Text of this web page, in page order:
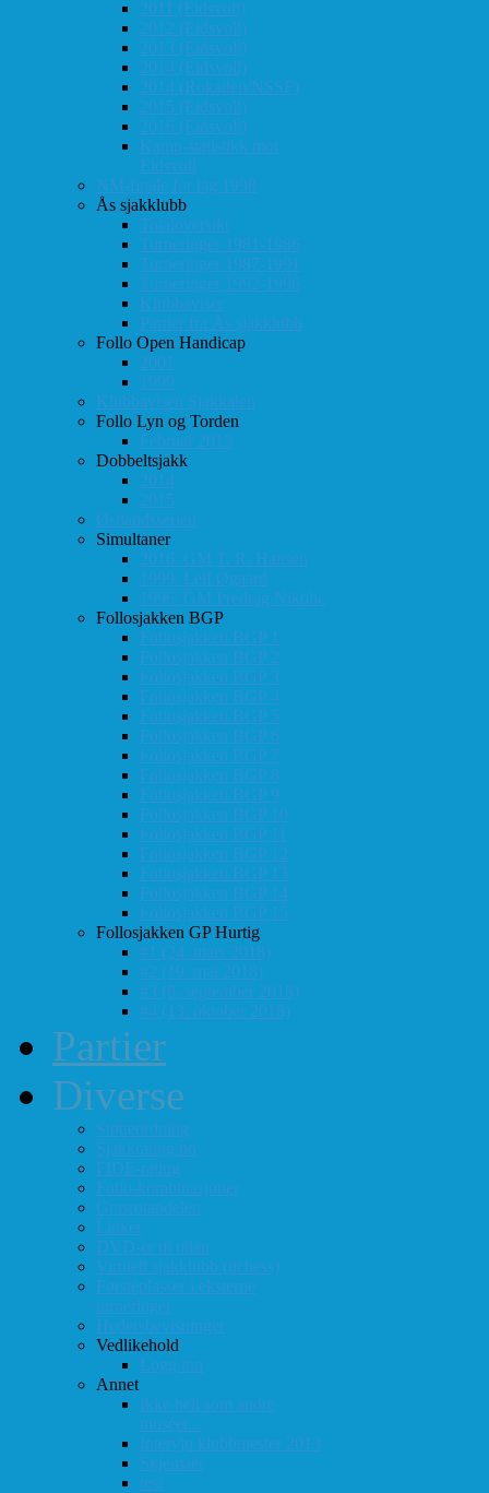
2011 (Eidsvoll)
2012 (Eidsvoll)
2013 (Eidsvoll)
2014 (Eidsvoll)
2014 (Rokaden/NSSF)
2015 (Eidsvoll)
2016 (Eidsvoll)
Kamp-statistikk mot
Eidsvoll
NM-finale for lag 1998
Ås sjakklubb
Totaloversikt
Turneringer 1981-1986
Turneringer 1987-1991
Turneringer 1992-1996
Klubbaviser
Partier fra Ås sjakklubb
Follo Open Handicap
2001
1999
Klubbavisen Sjakkalen
Follo Lyn og Torden
Februar 2013
Dobbeltsjakk
2014
2015
Østlandsserien
Simultaner
2016: GM T. R. Hansen
1999: Leif Øgaard
1996: GM Predrag Nikolic
Follosjakken BGP
Follosjakken BGP 1
Follosjakken BGP 2
Follosjakken BGP 3
Follosjakken BGP 4
Follosjakken BGP 5
Follosjakken BGP 6
Follosjakken BGP 7
Follosjakken BGP 8
Follosjakken BGP 9
Follosjakken BGP 10
Follosjakken BGP 11
Follosjakken BGP 12
Follosjakken BGP 13
Follosjakken BGP 14
Follosjakken BGP 15
Follosjakken GP Hurtig
#1 (24. mars 2018)
#2 (19. mai 2018)
#3 (8. september 2018)
#4 (13. oktober 2018)
Partier
Diverse
Støtteordning
Sjakkrating.no
FIDE-rating
Follo-kombinasjoner
Grasrotandelen
Linker
DVD-er til utlån
Virtuell sjakklubb (lichess)
Førsteplasser i eksterne
turneringer
Hedersbevisninger
Vedlikehold
Logg inn
Annet
Ikke helt som andre
muséer...
Intervju klubbmester 2013
Skjemaer
test